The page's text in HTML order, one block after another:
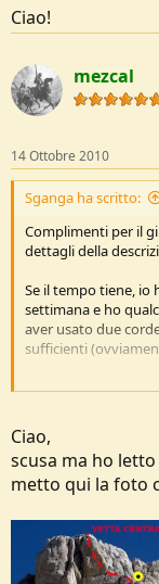
Ciao!
mezcal
14 Ottobre 2010
Sganga ha scritto:
Complimenti per il
dettagli della
Se il tempo tiene, io
settimana e ho
aver usato due
sufficienti
Riguardo alla foto
Ciao!
Ciao,
scusa ma ho
metto qui la foto